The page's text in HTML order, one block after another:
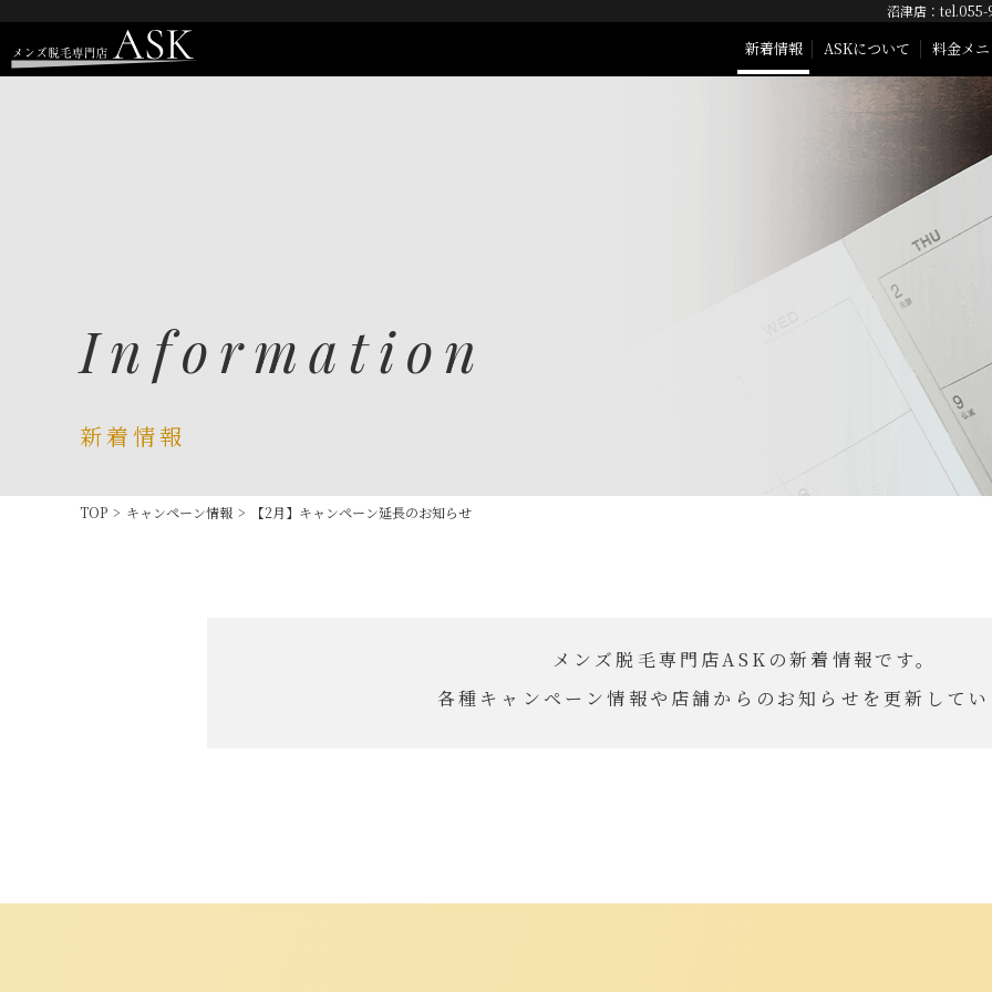
沼津店：
新着情報 ASKについて 料金メ
Information
新着情報
TOP > キャンペーン情報 > 【2月】キャンペーン延長のお知らせ
メンズ脱毛専門店ASKの新着情報です。
各種キャンペーン情報や店舗からのお知らせを更新して